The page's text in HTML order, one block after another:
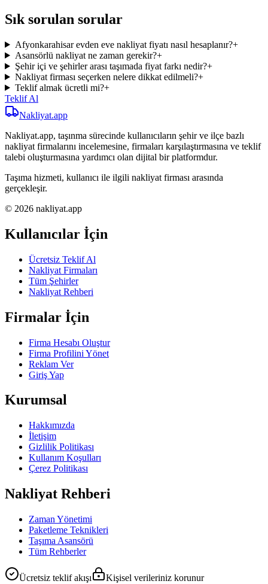
Sık sorulan sorular
Afyonkarahisar evden eve nakliyat fiyatı nasıl hesaplanır?+
Asansörlü nakliyat ne zaman gerekir?+
Şehir içi ve şehirler arası taşımada fiyat farkı nedir?+
Nakliyat firması seçerken nelere dikkat edilmeli?+
Teklif almak ücretli mi?+
Teklif Al
Nakliyat.app
Nakliyat.app, taşınma sürecinde kullanıcıların şehir ve ilçe bazlı
nakliyat firmalarını incelemesine, firmaları karşılaştırmasına ve teklif
talebi oluşturmasına yardımcı olan dijital bir platformdur.
Taşıma hizmeti, kullanıcı ile ilgili nakliyat firması arasında
gerçekleşir.
© 2026 nakliyat.app
Kullanıcılar İçin
Ücretsiz Teklif Al
Nakliyat Firmaları
Tüm Şehirler
Nakliyat Rehberi
Firmalar İçin
Firma Hesabı Oluştur
Firma Profilini Yönet
Reklam Ver
Giriş Yap
Kurumsal
Hakkımızda
İletişim
Gizlilik Politikası
Kullanım Koşulları
Çerez Politikası
Nakliyat Rehberi
Zaman Yönetimi
Paketleme Teknikleri
Taşıma Asansörü
Tüm Rehberler
Ücretsiz teklif akışı Kişisel verileriniz korunur